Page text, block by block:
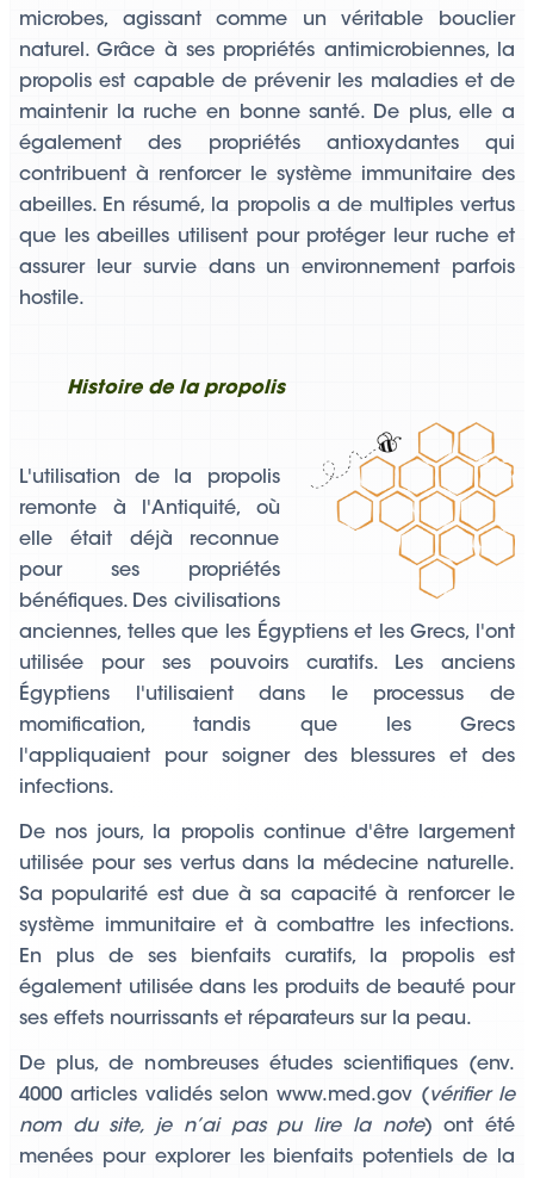
microbes, agissant comme un véritable bouclier
naturel. Grâce à ses propriétés antimicrobiennes, la
propolis est capable de prévenir les maladies et de
maintenir la ruche en bonne santé. De plus, elle a
également des propriétés antioxydantes qui
contribuent à renforcer le système immunitaire des
abeilles. En résumé, la propolis a de multiples vertus
que les abeilles utilisent pour protéger leur ruche et
assurer leur survie dans un environnement parfois
hostile.
Histoire de la propolis
L'utilisation de la propolis
remonte à l'Antiquité, où
elle était déjà reconnue
pour ses propriétés
bénéfiques. Des civilisations
anciennes, telles que les Égyptiens et les Grecs, l'ont
utilisée pour ses pouvoirs curatifs. Les anciens
Égyptiens l'utilisaient dans le processus de
momification, tandis que les Grecs
l'appliquaient pour soigner des blessures et des
infections.
De nos jours, la propolis continue d'être largement
utilisée pour ses vertus dans la médecine naturelle.
Sa popularité est due à sa capacité à renforcer le
système immunitaire et à combattre les infections.
En plus de ses bienfaits curatifs, la propolis est
également utilisée dans les produits de beauté pour
ses effets nourrissants et réparateurs sur la peau.
De plus, de nombreuses études scientifiques (env.
4000 articles validés selonwww.med.gov (vérifier le
nom du site, je n’ai pas pu lire la note) ont été
menées pour explorer les bienfaits potentiels de la